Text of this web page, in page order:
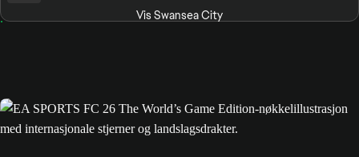
Vis Swansea City